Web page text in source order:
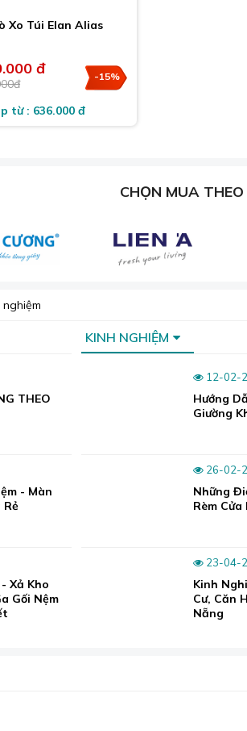
Xo Túi Elan Alias
đ -15%
từ : 636.000 đ
CHỌN MUA
nghiệm
THEO
- Màn
Rẻ
Xả Kho
Gối Nệm
KINH NGHIỆM
12-02-
Hướng
Giường
26-02-
Những
Rèm Cửa
23-04-
Kinh
Cư, Căn
Nẵng